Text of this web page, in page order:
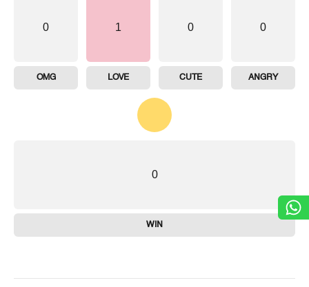
0
ANGRY
0
CUTE
1
LOVE
0
OMG
0
WIN